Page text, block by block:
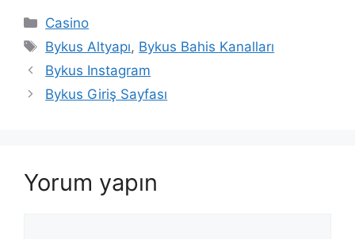
Kategoriler
Casino
Etiketler
Bykus Altyapı, Bykus Bahis Kanalları
Bykus Instagram
Bykus Giriş Sayfası
Yorum yapın